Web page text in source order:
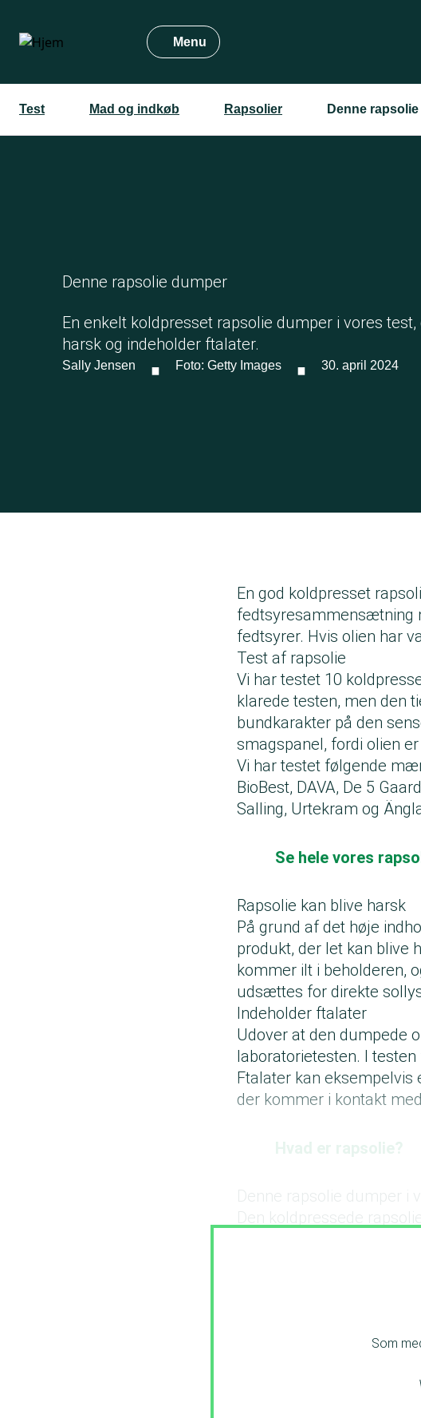
hovedindhold
Menu
Test Mad og indkøb Rapsolier Denne
Denne rapsolie dumper
En enkelt koldpresset rapsolie dumper i vores
harsk og indeholder ftalater.
Sally Jensen · Foto: Getty Images · 30. april 2024
En god koldpresset
fedtsyrer. Hvis olien har
Test af rapsolie
Vi har testet 10
klarede testen, men den
bundkarakter på den
smagspanel, fordi olien
Vi har testet følgende
BioBest, DAVA, De 5
Salling, Urtekram og
Se hele vores
Rapsolie kan blive harsk
På grund af det høje
produkt, der let kan blive
kommer ilt i beholderen,
udsættes for direkte
Indeholder ftalater
Udover at den dumpede
laboratorietesten. I
Ftalater kan eksempelvis
der kommer i kontakt
Hvad er rapsolie?
Denne rapsolie dumper i
Den koldpressede
Som